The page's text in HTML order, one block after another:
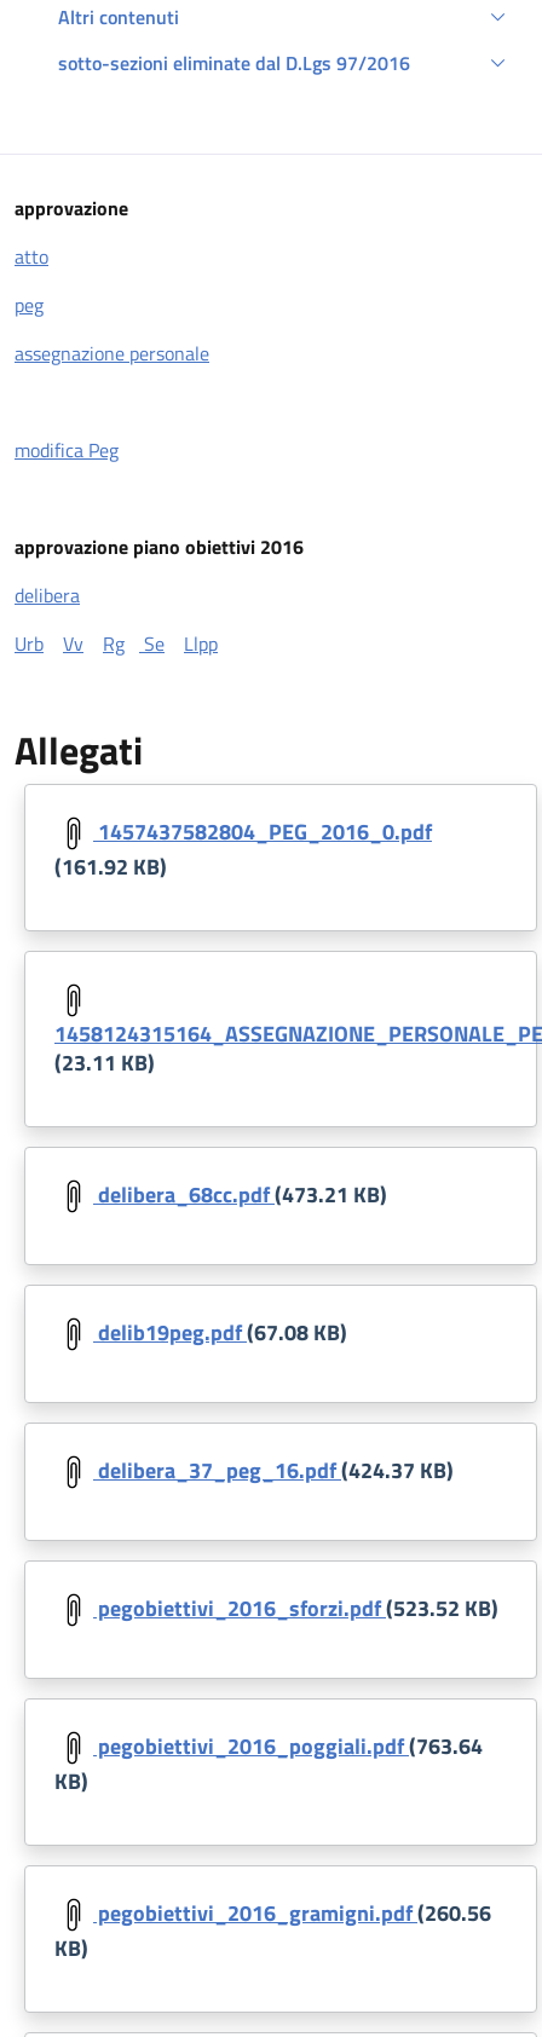
Altri contenuti
sotto-sezioni eliminate dal D.Lgs 97/2016
Descrizione
approvazione
atto
peg
assegnazione personale
modifica Peg
approvazione piano obiettivi 2016
delibera
Urb
Vv Rg Se Llpp
Allegati
Document
1457437582804_PEG_2016_0.pdf
(161.92 KB)
Document
(23.11 KB)
Document
delibera_68cc.pdf(473.21 KB)
Document
delib19peg.pdf(67.08 KB)
Document
delibera_37_peg_16.pdf(424.37 KB)
Document
pegobiettivi_2016_sforzi.pdf(523.52 KB)
Document
pegobiettivi_2016_poggiali.pdf(763.64
KB)
Document
pegobiettivi_2016_gramigni.pdf(260.56
KB)